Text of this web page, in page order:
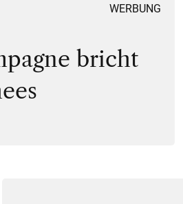
WERBUNG
bricht